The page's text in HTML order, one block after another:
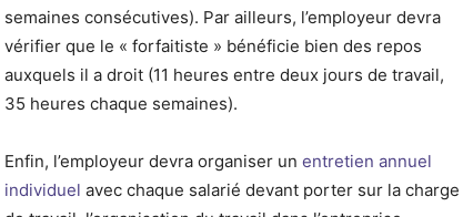
semaines consécutives). Par ailleurs, l’employeur devra
vérifier que le « forfaitiste » bénéficie bien des repos
auxquels il a droit (11 heures entre deux jours de travail,
35 heures chaque semaines).
Enfin, l’employeur devra organiser unentretien annuel
individuel avec chaque salarié devant porter sur la charge